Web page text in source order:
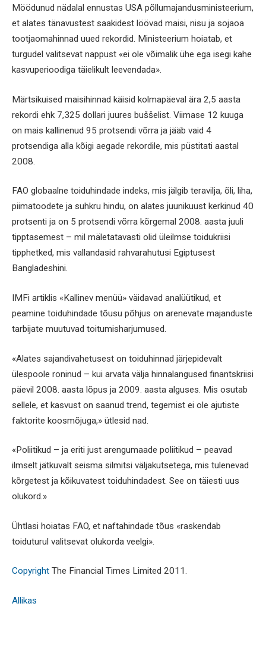
Möödunud nädalal ennustas USA põllumajandusministeerium,
et alates tänavustest saakidest löövad maisi, nisu ja sojaoa
tootjaomahinnad uued rekordid. Ministeerium hoiatab, et
turgudel valitsevat nappust «ei ole võimalik ühe ega isegi kahe
kasvuperioodiga täielikult leevendada».
Märtsikuised maisihinnad käisid kolmapäeval ära 2,5 aasta
rekordi ehk 7,325 dollari juures buššelist. Viimase 12 kuuga
on mais kallinenud 95 protsendi võrra ja jääb vaid 4
protsendiga alla kõigi aegade rekordile, mis püstitati aastal
2008.
FAO globaalne toiduhindade indeks, mis jälgib teravilja, õli, liha,
piimatoodete ja suhkru hindu, on alates juunikuust kerkinud 40
protsenti ja on 5 protsendi võrra kõrgemal 2008. aasta juuli
tipptasemest – mil mäletatavasti olid üleilmse toidukriisi
tipphetked, mis vallandasid rahvarahutusi Egiptusest
Bangladeshini.
IMFi artiklis «Kallinev menüü» väidavad analüütikud, et
peamine toiduhindade tõusu põhjus on arenevate majanduste
tarbijate muutuvad toitumisharjumused.
«Alates sajandivahetusest on toiduhinnad järjepidevalt
ülespoole roninud – kui arvata välja hinnalangused finantskriisi
päevil 2008. aasta lõpus ja 2009. aasta alguses. Mis osutab
sellele, et kasvust on saanud trend, tegemist ei ole ajutiste
faktorite koosmõjuga,» ütlesid nad.
«Poliitikud – ja eriti just arengumaade poliitikud – peavad
ilmselt jätkuvalt seisma silmitsi väljakutsetega, mis tulenevad
kõrgetest ja kõikuvatest toiduhindadest. See on täiesti uus
olukord.»
Ühtlasi hoiatas FAO, et naftahindade tõus «raskendab
toiduturul valitsevat olukorda veelgi».
Copyright The Financial Times Limited 2011.
Allikas